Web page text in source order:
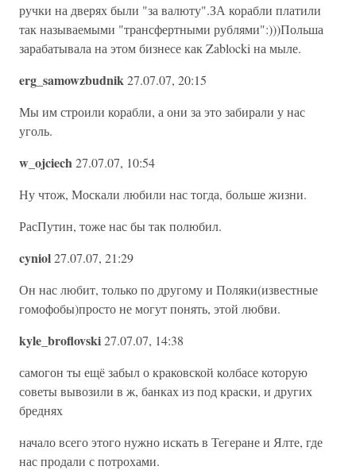
ручки на дверях были "за валюту".ЗА корабли платили
так называемыми "трансфертными рублями":)))Польша
зарабатывала на этом бизнесе как Zablocki на мыле.
erg_samowzbudnik27.07.07, 20:15
Мы им строили корабли, а они за это забирали у нас
уголь.
w_ojciech27.07.07, 10:54
Ну чтож, Москали любили нас тогда, больше жизни.
РасПутин, тоже нас бы так полюбил.
cyniol27.07.07, 21:29
Он нас любит, только по другому и Поляки(известные
гомофобы)просто не могут понять, этой любви.
kyle_broflovski27.07.07, 14:38
самогон ты ещё забыл о краковской колбасе которую
советы вывозили в ж, банках из под краски, и других
бреднях
начало всего этого нужно искать в Тегеране и Ялте, где
нас продали с потрохами.